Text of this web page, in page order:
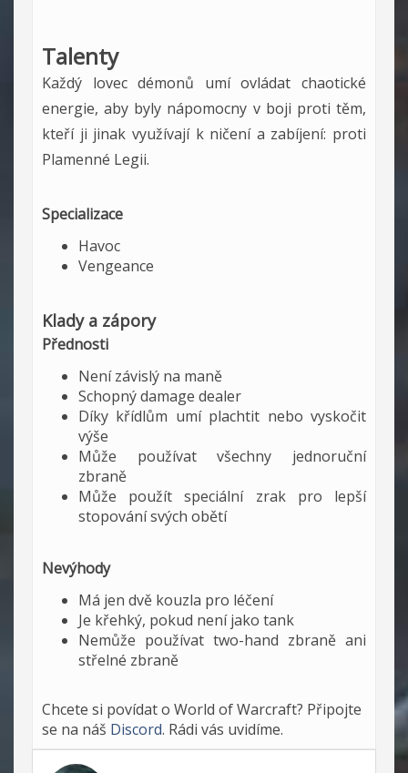
Talenty
Každý lovec démonů umí ovládat chaotické
energie, aby byly nápomocny v boji proti těm,
kteří ji jinak využívají k ničení a zabíjení: proti
Plamenné Legii.
Specializace
Havoc
Vengeance
Klady a zápory
Přednosti
Není závislý na maně
Schopný damage dealer
Díky křídlům umí plachtit nebo vyskočit
výše
Může používat všechny jednoruční
zbraně
Může použít speciální zrak pro lepší
stopování svých obětí
Nevýhody
Má jen dvě kouzla pro léčení
Je křehký, pokud není jako tank
Nemůže používat two-hand zbraně ani
střelné zbraně
Chcete si povídat o World of Warcraft? Připojte
se na náš Discord. Rádi vás uvidíme.